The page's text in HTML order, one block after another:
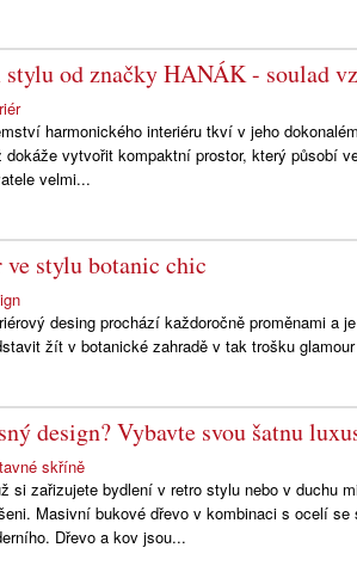
od značky HANÁK - soulad
harmonického interiéru tkví v jeho
dokáže vytvořit kompaktní prostor, který působí
velmi...
stylu botanic chic
desing prochází každoročně proměnami a
žít v botanické zahradě v tak trošku
design? Vybavte svou šatnu
skříně
si zařizujete bydlení v retro stylu nebo v duchu
Masivní bukové dřevo v kombinaci s ocelí
Dřevo a kov jsou...